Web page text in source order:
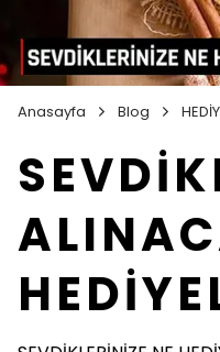
Anasayfa Blog